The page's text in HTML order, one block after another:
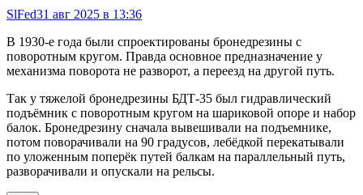
SlFed31 авг 2025 в 13:36
В 1930-е года были спроектированы бронедрезины с
поворотным кругом. Правда основное предназначение у
механизма поворота не разворот, а переезд на другой путь.
Так у тяжелой бронедрезины БДТ-35 был гидравлический
подъёмник с поворотным кругом на шариковой опоре и набор
балок. Бронедрезину сначала вывешивали на подъемнике,
потом поворачивали на 90 градусов, лебёдкой перекатывали
по уложенным поперёк путей балкам на параллельный путь,
разворачивали и опускали на рельсы.